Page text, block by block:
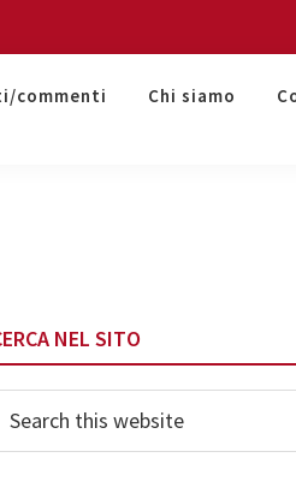
commenti Chi siamo
NEL SITO
this